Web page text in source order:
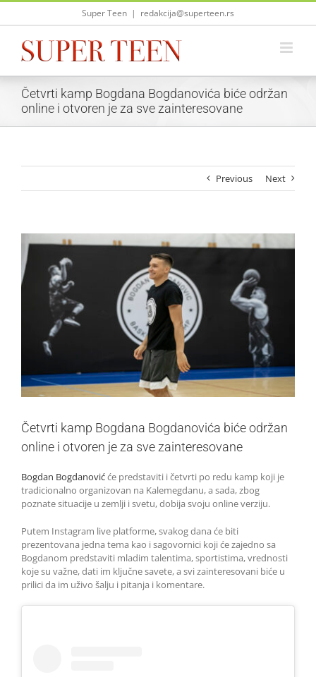
Skip
Super Teen | redakcija@superteen.rs
Četvrti kamp Bogdana Bogdanovića biće održan
online i otvoren je za sve zainteresovane
Previous Next
Larger
Image
Četvrti kamp Bogdana Bogdanovića biće održan
online i otvoren je za sve zainteresovane
Bogdan Bogdanovićće predstaviti i četvrti po redu kamp koji je
tradicionalno organizovan na Kalemegdanu, a sada, zbog
poznate situacije u zemlji i svetu, dobija svoju online verziju.
Putem Instagram live platforme, svakog dana će biti
prezentovana jedna tema kao i sagovornici koji će zajedno sa
Bogdanom predstaviti mladim talentima, sportistima, vrednosti
koje su važne, dati im ključne savete, a svi zainteresovani biće u
prilici da im uživo šalju i pitanja i komentare.